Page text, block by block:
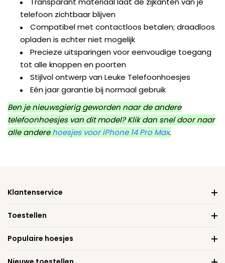
telefoon zichtbaar blijven
Compatibel met contactloos betalen; draadloos
opladen is echter niet mogelijk
Precieze uitsparingen voor eenvoudige toegang
tot alle knoppen en poorten
Stijlvol ontwerp van Leuke Telefoonhoesjes
Eén jaar garantie bij normaal gebruik
Ben je nieuwsgierig geworden naar de andere
telefoonhoesjes van dit model? Klik dan snel door naar
alle anderehoesjes voor iPhone 14 Pro Max.
Klantenservice
Toestellen
Populaire hoesjes